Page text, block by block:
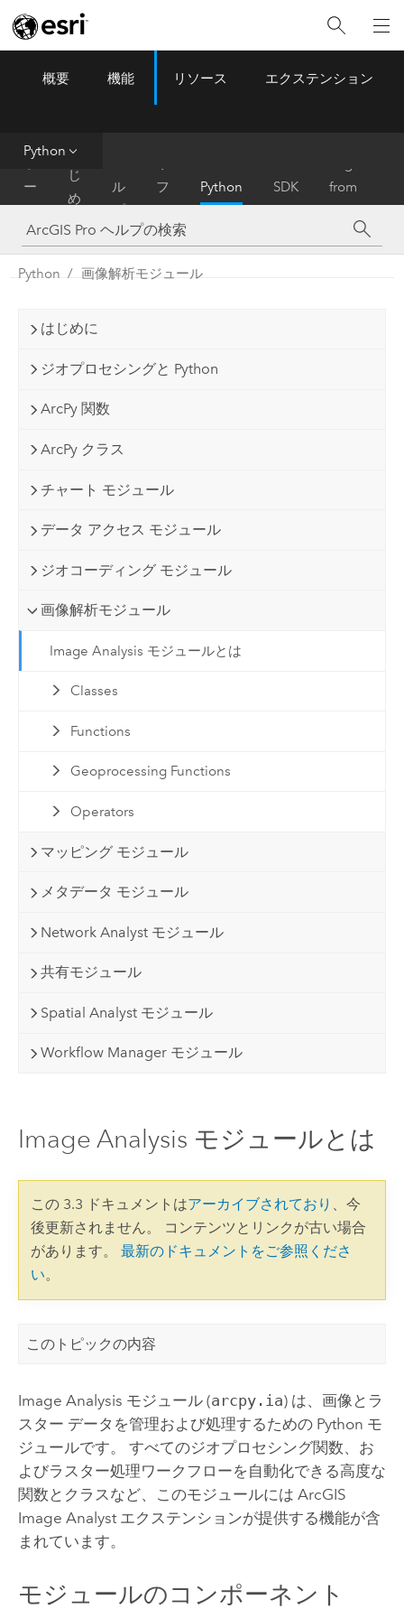
ArcGIS Pro Menu
概要 機能 リソース エクステンション
Python
ホ
ー
ム
は
じ
め
に
ル
プ
フ
ァ
レ
ン
ス
Python SDK
from
ArcMap
Python 画像解析モジュール
はじめに
ジオプロセシングと Python
ArcPy 関数
ArcPy クラス
チャート モジュール
データ アクセス モジュール
ジオコーディング モジュール
画像解析モジュール
Image Analysis モジュールとは
Classes
Functions
Geoprocessing Functions
Operators
マッピング モジュール
メタデータ モジュール
Network Analyst モジュール
共有モジュール
Spatial Analyst モジュール
Workflow Manager モジュール
Image Analysis モジュールとは
この 3.3 ドキュメントはアーカイブされており 、今
後更新されません。 コンテンツとリンクが古い場合
があります。 最新のドキュメントをご参照くださ
い。
このトピックの内容
Image Analysis モジュール (arcpy.ia) は、画像とラ
スター データを管理および処理するための Python モ
ジュールです。 すべてのジオプロセシング関数、お
よびラスター処理ワークフローを自動化できる高度な
関数とクラスなど、このモジュールには ArcGIS
Image Analystエクステンションが提供する機能が含
まれています。
モジュールのコンポーネント